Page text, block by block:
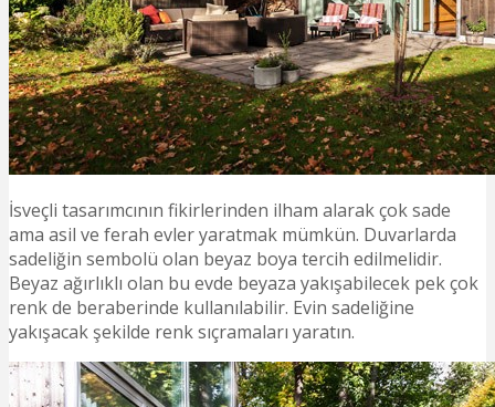
İsveçli tasarımcının fikirlerinden ilham alarak çok sade
ama asil ve ferah evler yaratmak mümkün. Duvarlarda
sadeliğin sembolü olan beyaz boya tercih edilmelidir.
Beyaz ağırlıklı olan bu evde beyaza yakışabilecek pek çok
renk de beraberinde kullanılabilir. Evin sadeliğine
yakışacak şekilde renk sıçramaları yaratın.